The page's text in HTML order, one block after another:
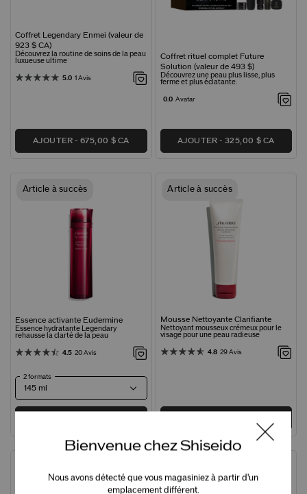
Coffret Legendary Enmei (valeur de
923 $ CA)
Découvrez la routine de soins de la peau
luxueuse ultime
5.0 1 Avis
AJOUTER 675,00 $ CA
Coffret rituel complet Future
Solution (valeur de 493 $)
Découvrez une peau plus lisse, plus
ferme et plus éclatante.
0.0 Avatar
AJOUTER 325,00 $ CA
Article à succès
Essence activante Eudermine
Essence hydratante Legendary
rehausse la clarté de la peau
4.5 20 Avis
2 formats
Article à succès
Mousse Nettoyante Clarifiante
Nettoyant mousseux crémeux pour le
visage pour une peau radieuse
4.8 29 Avis
Bienvenue chez Shiseido
Nous avons détecté que vous magasiniez à partir d'un
emplacement différent.